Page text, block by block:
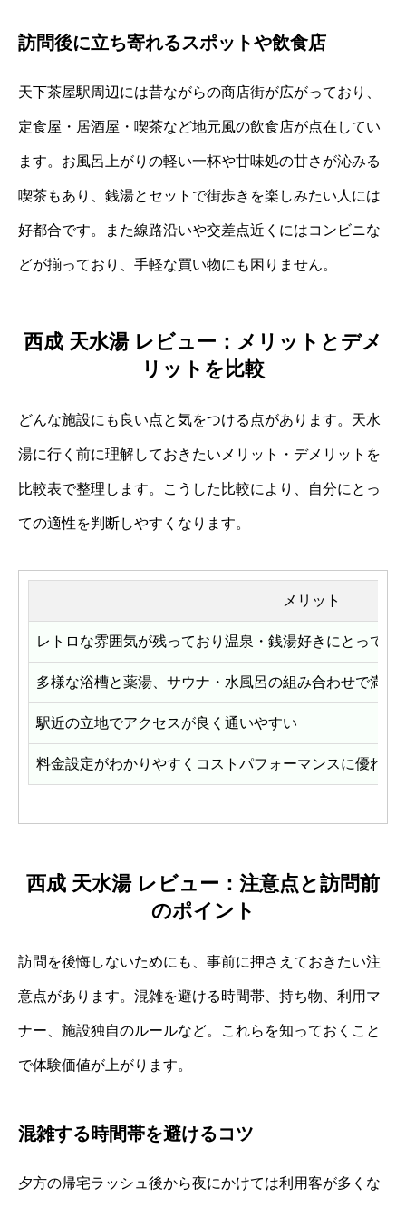
訪問後に立ち寄れるスポットや飲食店
天下茶屋駅周辺には昔ながらの商店街が広がっており、
定食屋・居酒屋・喫茶など地元風の飲食店が点在してい
ます。お風呂上がりの軽い一杯や甘味処の甘さが沁みる
喫茶もあり、銭湯とセットで街歩きを楽しみたい人には
好都合です。また線路沿いや交差点近くにはコンビニな
どが揃っており、手軽な買い物にも困りません。
西成 天水湯 レビュー：メリットとデメ
リットを比較
どんな施設にも良い点と気をつける点があります。天水
湯に行く前に理解しておきたいメリット・デメリットを
比較表で整理します。こうした比較により、自分にとっ
ての適性を判断しやすくなります。
メリット
レトロな雰囲気が残っており温泉・銭湯好きにとって
多様な浴槽と薬湯、サウナ・水風呂の組み合わせで満足
駅近の立地でアクセスが良く通いやすい
料金設定がわかりやすくコストパフォーマンスに優れて
西成 天水湯 レビュー：注意点と訪問前
のポイント
訪問を後悔しないためにも、事前に押さえておきたい注
意点があります。混雑を避ける時間帯、持ち物、利用マ
ナー、施設独自のルールなど。これらを知っておくこと
で体験価値が上がります。
混雑する時間帯を避けるコツ
夕方の帰宅ラッシュ後から夜にかけては利用客が多くな